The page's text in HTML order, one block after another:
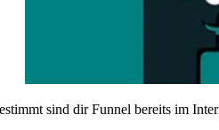
sind dir Funnel bereits im